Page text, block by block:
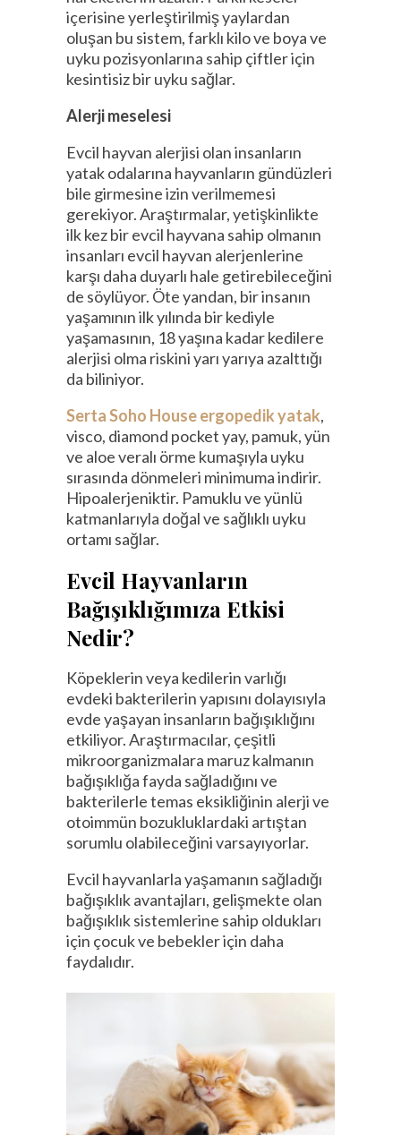
içerisine yerleştirilmiş yaylardan
oluşan bu sistem, farklı kilo ve boya ve
uyku pozisyonlarına sahip çiftler için
kesintisiz bir uyku sağlar.
Alerji meselesi
Evcil hayvan alerjisi olan insanların
yatak odalarına hayvanların gündüzleri
bile girmesine izin verilmemesi
gerekiyor. Araştırmalar, yetişkinlikte
ilk kez bir evcil hayvana sahip olmanın
insanları evcil hayvan alerjenlerine
karşı daha duyarlı hale getirebileceğini
de söylüyor. Öte yandan, bir insanın
yaşamının ilk yılında bir kediyle
yaşamasının, 18 yaşına kadar kedilere
alerjisi olma riskini yarı yarıya azalttığı
da biliniyor.
Serta Soho House ergopedik yatak,
visco, diamond pocket yay, pamuk, yün
ve aloe veralı örme kumaşıyla uyku
sırasında dönmeleri minimuma indirir.
Hipoalerjeniktir. Pamuklu ve yünlü
katmanlarıyla doğal ve sağlıklı uyku
ortamı sağlar.
Evcil Hayvanların
Bağışıklığımıza Etkisi
Nedir?
Köpeklerin veya kedilerin varlığı
evdeki bakterilerin yapısını dolayısıyla
evde yaşayan insanların bağışıklığını
etkiliyor. Araştırmacılar, çeşitli
mikroorganizmalara maruz kalmanın
bağışıklığa fayda sağladığını ve
bakterilerle temas eksikliğinin alerji ve
otoimmün bozukluklardaki artıştan
sorumlu olabileceğini varsayıyorlar.
Evcil hayvanlarla yaşamanın sağladığı
bağışıklık avantajları, gelişmekte olan
bağışıklık sistemlerine sahip oldukları
için çocuk ve bebekler için daha
faydalıdır.